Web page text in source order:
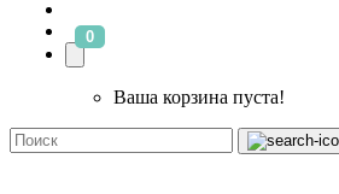
0
Ваша корзина пуста!